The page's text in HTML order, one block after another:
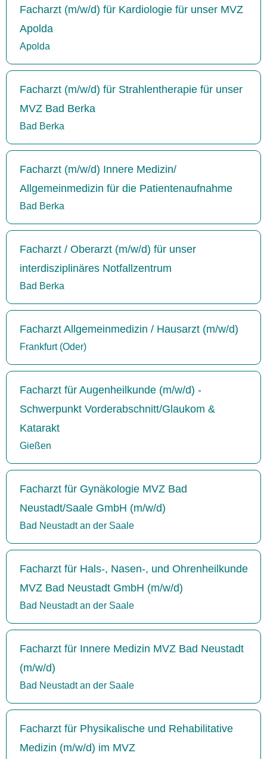
Facharzt (m/w/d) für Kardiologie für unser MVZ
Apolda
Apolda
Facharzt (m/w/d) für Strahlentherapie für unser
MVZ Bad Berka
Bad Berka
Facharzt (m/w/d) Innere Medizin/
Allgemeinmedizin für die Patientenaufnahme
Bad Berka
Facharzt / Oberarzt (m/w/d) für unser
interdisziplinäres Notfallzentrum
Bad Berka
Facharzt Allgemeinmedizin / Hausarzt (m/w/d)
Frankfurt (Oder)
Facharzt für Augenheilkunde (m/w/d) -
Schwerpunkt Vorderabschnitt/Glaukom &
Katarakt
Gießen
Facharzt für Gynäkologie MVZ Bad
Neustadt/Saale GmbH (m/w/d)
Bad Neustadt an der Saale
Facharzt für Hals-, Nasen-, und Ohrenheilkunde
MVZ Bad Neustadt GmbH (m/w/d)
Bad Neustadt an der Saale
Facharzt für Innere Medizin MVZ Bad Neustadt
(m/w/d)
Bad Neustadt an der Saale
Facharzt für Physikalische und Rehabilitative
Medizin (m/w/d) im MVZ